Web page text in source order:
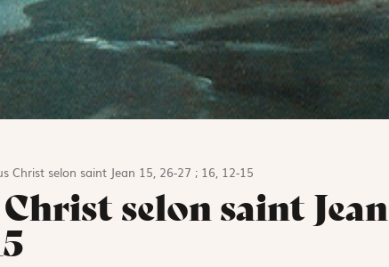
Christ selon saint Jean 15, 26-27 ; 16, 12-15
selon saint Jean